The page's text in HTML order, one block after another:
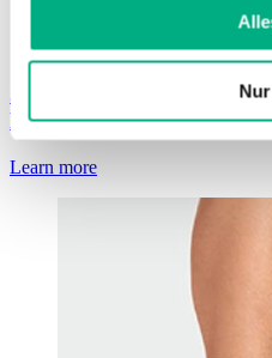
Pé elástico com almofadas
Learn more